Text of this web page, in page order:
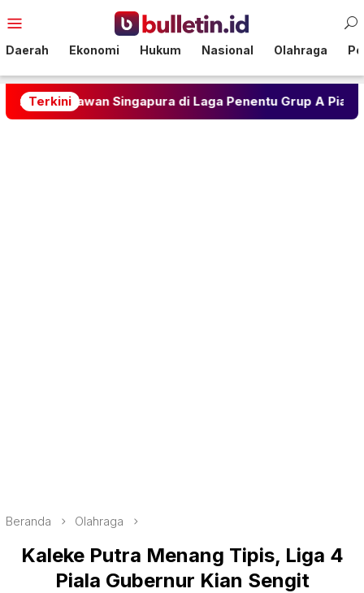
ke
Mobile
Daerah Ekonomi Hukum Nasional Olahraga
Terkini
Singapura di Laga Penentu Grup A Piala AFF 2026
Beranda Olahraga
Kaleke Putra Menang Tipis, Liga 4
Piala Gubernur Kian Sengit